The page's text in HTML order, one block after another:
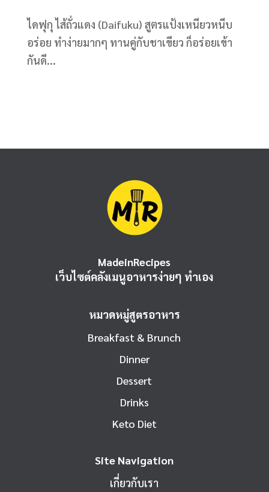
ไดฟุกุ ไส้ถั่วแดง (Daifuku) สูตรแป้งเหนียวหนึบ
อร่อย ทำง่ายมากๆ ทานคู่กับชาเขียว ก็อร่อยเข้า
กันดี...
MadeinRecipes
เว็บไซต์คลังเมนูอาหารง่ายๆ ทำเอง
หมวดหมู่สูตรอาหาร
Breakfast & Brunch
Dinner
Dessert
Drinks
Keto Diet
Site Navigation
เกี่ยวกับเรา